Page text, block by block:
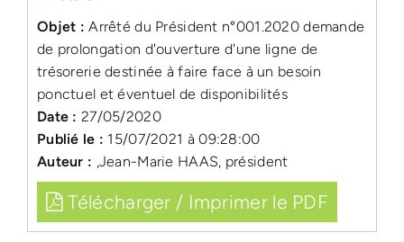
Objet :Arrêté du Président n°001.2020 demande
de prolongation d'ouverture d'une ligne de
trésorerie destinée à faire face à un besoin
ponctuel et éventuel de disponibilités
Date :27/05/2020
Publié le : 15/07/2021 à 09:28:00
Auteur : ,Jean-Marie HAAS, président
Télécharger / Imprimer le PDF